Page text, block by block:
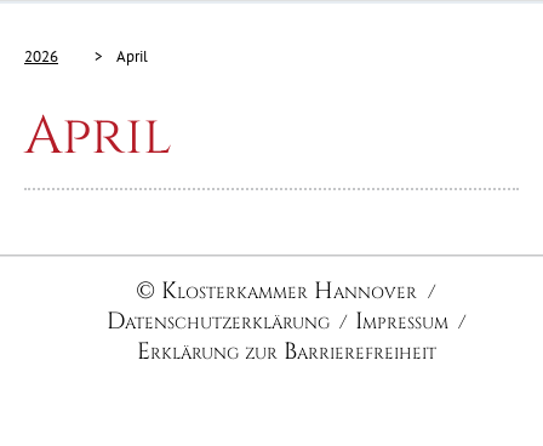
2026 April
April
© Klosterkammer Hannover
Datenschutzerklärung
Impressum
Erklärung zur Barrierefreiheit